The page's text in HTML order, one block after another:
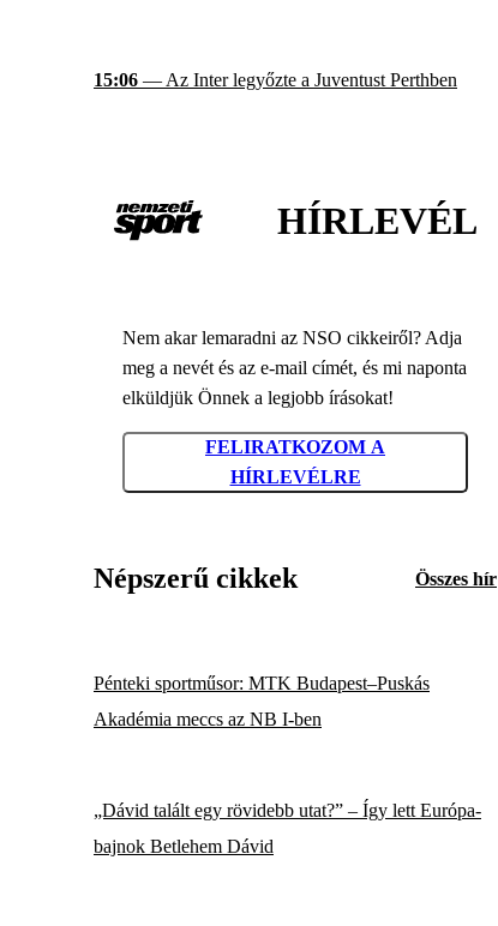
15:06 — Az Inter legyőzte a Juventust Perthben
HÍRLEVÉL
Nem akar lemaradni az NSO cikkeiről? Adja
meg a nevét és az e-mail címét, és mi naponta
elküldjük Önnek a legjobb írásokat!
FELIRATKOZOM A
HÍRLEVÉLRE
Népszerű cikkek Összes hír
Pénteki sportműsor: MTK Budapest–Puskás
Akadémia meccs az NB I-ben
„Dávid talált egy rövidebb utat?” – Így lett Európa-
bajnok Betlehem Dávid